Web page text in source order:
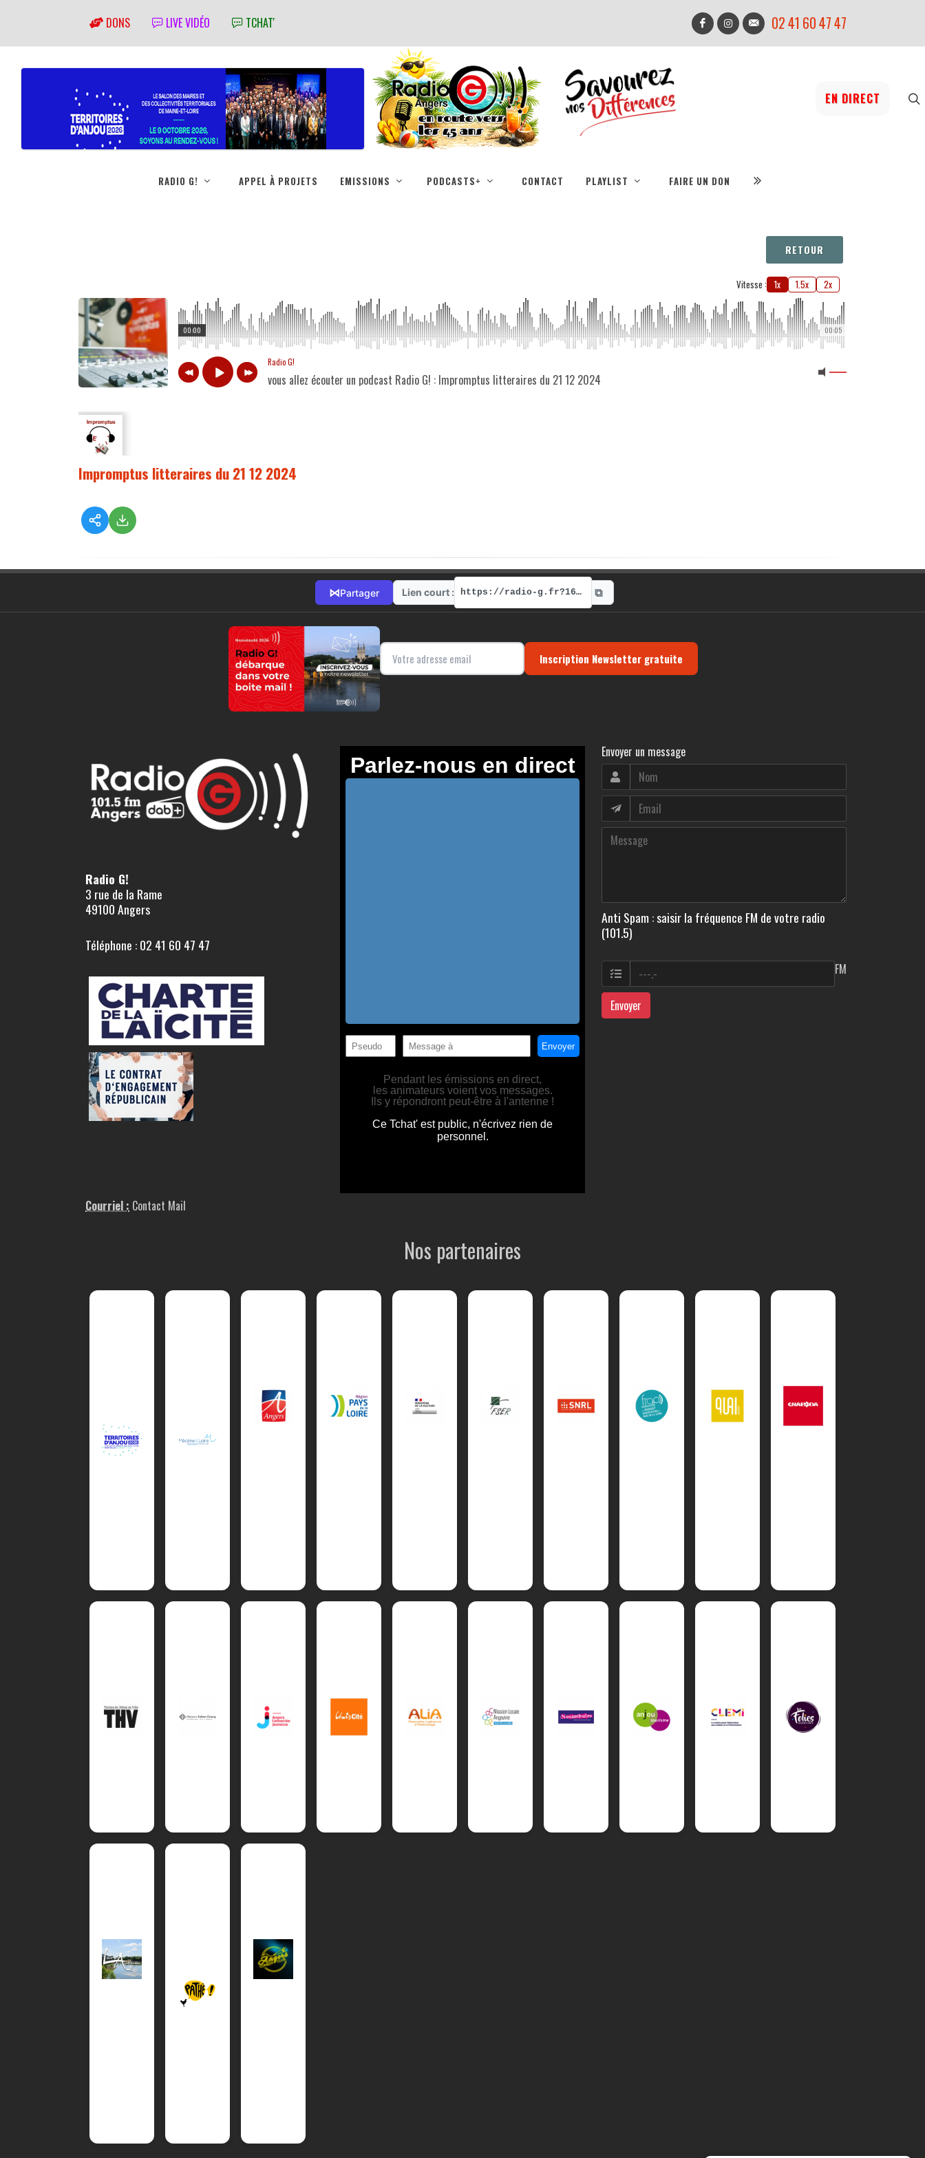
DONS LIVE VIDÉO TCHAT' 02 41 60 47 47
EN DIRECT
RADIO G! APPEL À PROJETS EMISSIONS PODCASTS+ CONTACT PLAYLIST FAIRE UN DON
RETOUR
Vitesse : 1x 1.5x 2x
00:05
00:00
Radio G!
vous allez écouter un podcast Radio G! : Impromptus litteraires du 21 12 2024
Impromptus litteraires du 21 12 2024
⋈Partager Lien court : https://radio-g.fr?16341 ⧉
Inscription Newsletter gratuite
Radio G!
3 rue de la Rame
49100 Angers
Téléphone : 02 41 60 47 47
Courriel : Contact Mail
Envoyer un message
Anti Spam : saisir la fréquence FM de votre radio
(101.5)
FM
Envoyer
Nos partenaires